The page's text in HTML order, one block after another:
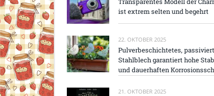
ist extrem selten und begehrt
22. OKTOBER 2025
Pulverbeschichtetes,
Stahlblech garantiert hohe
und dauerhaften
21. OKTOBER 2025